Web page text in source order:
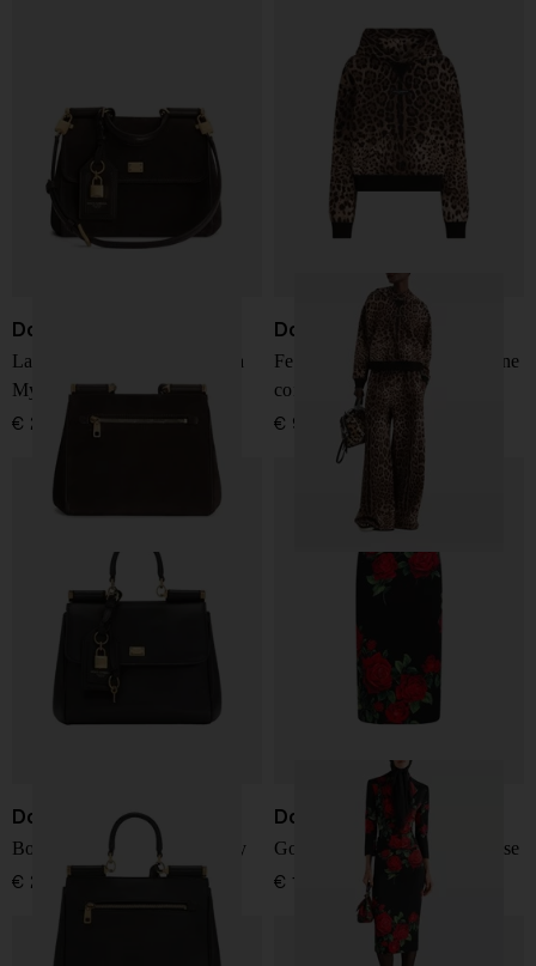
Dolce & Gabbana
La mia borsa in pelle piccola
My Sicily
€ 2.500,00
Dolce & Gabbana
Felpa con cappuccio in cotone
con stampa Leo
€ 995,00
Dolce & Gabbana
Borsa in pelle morbida Sicily
€ 2.850,00
Dolce & Gabbana
Gonna in seta con stampa rose
€ 1.250,00